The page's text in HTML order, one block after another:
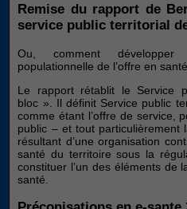
Remise du rapport de
service public territorial
Ou, comment développer
populationnelle de l’offre en santé
Le rapport rétablit le Service
bloc ». Il définit Service public
comme étant l’offre de service,
public – et tout particulièrement
résultant d’une organisation
santé du territoire sous la
constituer l’un des éléments de
santé.